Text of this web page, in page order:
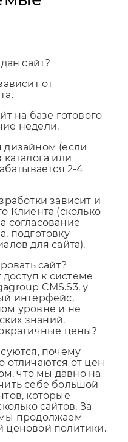
сайт?
недели.
каталога или
2-4
Клиента (сколько
согласование
подготовку
для сайта).
к системе
CMS.S3, у
интерфейс,
уровне и не
знаний.
цены?
от цен
что мы давно на
себе большой
которые
сайтов. За
продолжаем
политики.